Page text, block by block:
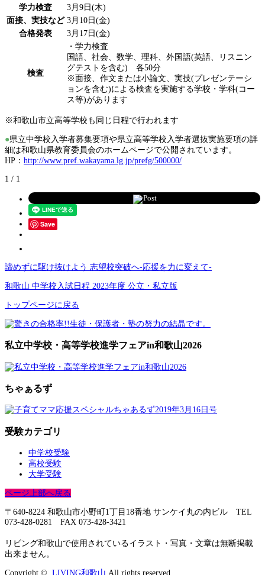
学力検査
3月9日(木)
面接、実技など 3月10日(金)
合格発表
3月17日(金)
検査
・学力検査
国語、社会、数学、理科、外国語(英語、リスニン
グテストを含む) 各50分
※面接、作文または小論文、実技(プレゼンテーシ
ョンを含む)による検査を実施する学校・学科(コー
ス等)があります
※和歌山市立高等学校も同じ日程で行われます
●県立中学校入学者募集要項や県立高等学校入学者選抜実施要項の詳
細は和歌山県教育委員会のホームページで公開されています。
HP： http://www.pref.wakayama.lg.jp/prefg/500000/
1 / 1
Post
Save
諦めずに駆け抜けよう 志望校突破へ-応援を力に変えて-
和歌山 中学校入試日程 2023年度 公立・私立版
トップページに戻る
私立中学校・高等学校進学フェアin和歌山2026
ちゃぁるず
受験カテゴリ
中学校受験
高校受験
大学受験
ページ上部へ戻る
〒640-8224 和歌山市小野町1丁目18番地 サンケイ丸の内ビル TEL
073-428-0281 FAX 073-428-3421
リビング和歌山で使用されているイラスト・写真・文章は無断掲載
出来ません。
Copyright © LIVING和歌山 All rights reserved.